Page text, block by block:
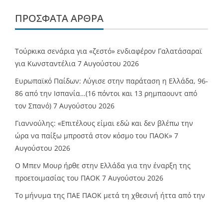
ΠΡΌΣΦΑΤΑ ΆΡΘΡΑ
Τούρκικα σενάρια για «ζεστό» ενδιαφέρον Γαλατάσαραϊ
για Κωνσταντέλια 7 Αυγούστου 2026
Ευρωπαϊκό Παίδων: Λύγισε στην παράταση η Ελλάδα, 96-
86 από την Ισπανία…(16 πόντοι και 13 ρημπαουντ από
τον Σπανό) 7 Αυγούστου 2026
Γιαννούλης: «Επιτέλους είμαι εδώ και δεν βλέπω την
ώρα να παίξω μπροστά στον κόσμο του ΠΑΟΚ» 7
Αυγούστου 2026
O Mπεν Μουρ ήρθε στην Ελλάδα για την έναρξη της
προετοιμασίας του ΠΑΟΚ 7 Αυγούστου 2026
Το μήνυμα της ΠΑΕ ΠΑΟΚ μετά τη χθεσινή ήττα από την